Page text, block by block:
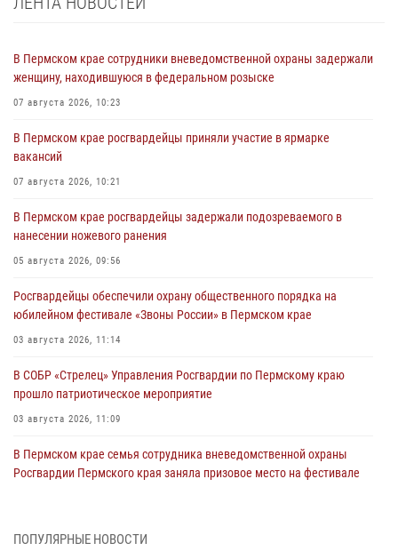
В Пермском крае сотрудники вневедомственной охраны задержали
женщину, находившуюся в федеральном розыске
07 августа 2026, 10:23
В Пермском крае росгвардейцы приняли участие в ярмарке
вакансий
07 августа 2026, 10:21
В Пермском крае росгвардейцы задержали подозреваемого в
нанесении ножевого ранения
05 августа 2026, 09:56
Росгвардейцы обеспечили охрану общественного порядка на
юбилейном фестивале «Звоны России» в Пермском крае
03 августа 2026, 11:14
В СОБР «Стрелец» Управления Росгвардии по Пермскому краю
прошло патриотическое мероприятие
03 августа 2026, 11:09
В Пермском крае семья сотрудника вневедомственной охраны
Росгвардии Пермского края заняла призовое место на фестивале
ПОПУЛЯРНЫЕ НОВОСТИ